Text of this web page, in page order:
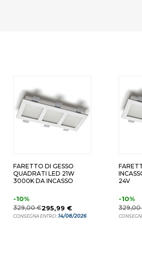
FARETTO DI GESSO
QUADRATI LED 21W
3000K DA INCASSO
-10%
329,00 €295,99 €
CONSEGNA ENTRO:14/08/2026
24V
-10%
329,00